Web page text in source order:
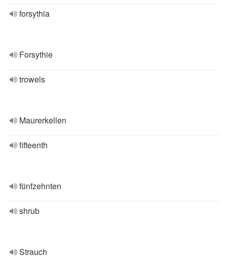
forsythia
Forsythie
trowels
Maurerkellen
fifteenth
fünfzehnten
shrub
Strauch